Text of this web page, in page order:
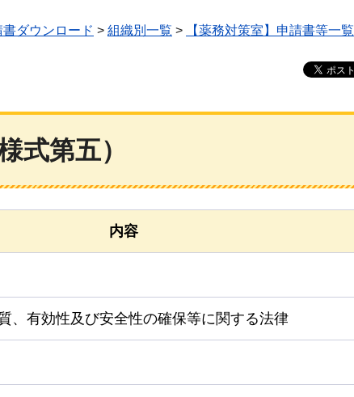
書ダウンロード > 組織別一覧 > 【薬務対策室】申請書等一覧
式第五）
内容
、有効性及び安全性の確保等に関する法律